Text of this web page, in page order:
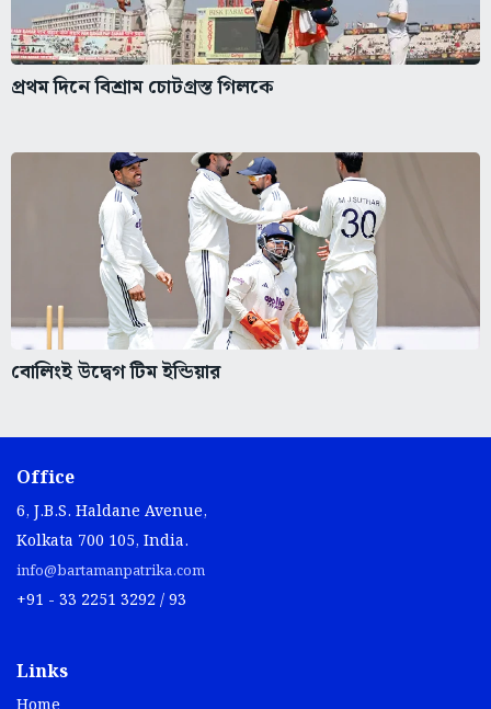
প্রথম দিনে বিশ্রাম চোটগ্রস্ত গিলকে
বোলিংই উদ্বেগ টিম ইন্ডিয়ার
Office
6, J.B.S. Haldane Avenue,
Kolkata 700 105, India.
info@bartamanpatrika.com
+91 - 33 2251 3292 / 93
Links